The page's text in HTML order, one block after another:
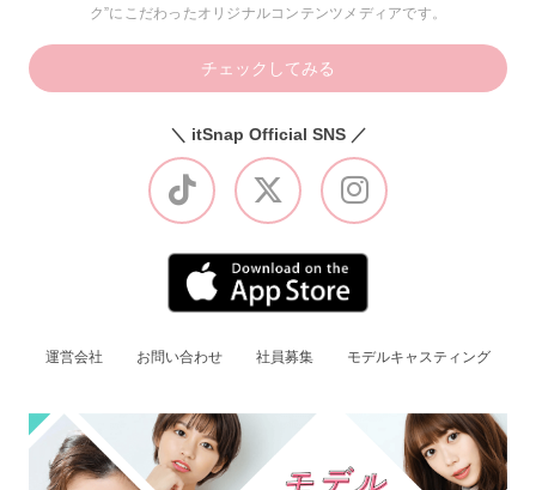
ク”にこだわったオリジナルコンテンツメディアです。
チェックしてみる
＼ itSnap Official SNS ／
運営会社 お問い合わせ 社員募集 モデルキャスティング